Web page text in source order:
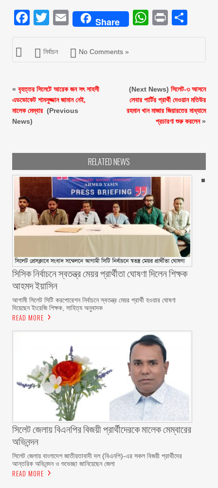
Facebook
Twitter
EmailShare Print
নির্বাচন No Comments »
« বৃহত্তর সিলেটে আরেক জন সৎ সাহসী
এডভোকেট শামসুজ্জান জামান নেই,
মালেক মেম্বার ‎ (Previous
News)
(Next News) সিলেট-৩ আসনে
লেবার পার্টির প্রার্থী দেওয়ান মতিউর
রহমান খান মাজার জিয়ারতের মাধ্যামে
প্রচারণা শুরু করলেন»
RELATED NEWS
সিসিক নির্বাচনে স্বতন্ত্র মেয়র প্রার্থীতা ঘোষণা দিলেন শিক্ষক
আহমদ ইয়াসিন
আগামী সিলেট সিটি করপোরেশন নির্বাচনে স্বতন্ত্র মেয়র প্রার্থী হওয়ার ঘোষণা
দিয়েছেন ইংরেজি শিক্ষক, সাহিত্য অনুবাদক
READ MORE
‎সিলেট জেলায় বিএনপির বিজয়ী প্রার্থীদেরকে মালেক মেম্বারের
অভিনন্দন
সিলেট জেলায় বাংলাদেশ জাতীয়তাবাদী দল (বিএনপি)-এর সকল বিজয়ী প্রার্থীদের
আন্তরিক অভিনন্দন ও শুভেচ্ছা জানিয়েছেন জেলা
READ MORE